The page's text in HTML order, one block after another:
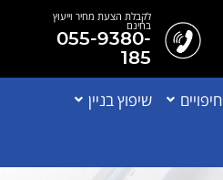
לקבלת הצעת מחיר וייעוץ
בחינם
055-9380-
185
חיפויים שיפוץ בניין